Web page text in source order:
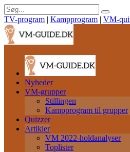
TV-program | Kampprogram | VM-
Nyheder
VM-grupper
Stillingen
Kampprogram til grupper
Quizzer
Artikler
VM 2022-holdanalyser
Toplister